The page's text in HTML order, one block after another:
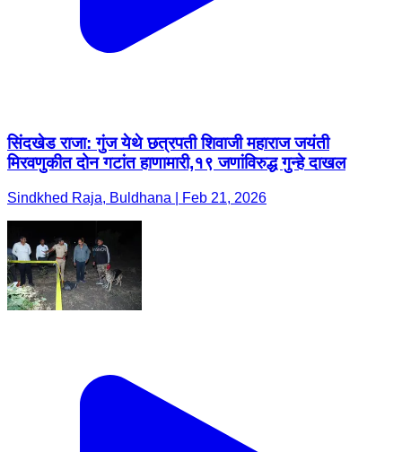
सिंदखेड राजा: गुंज येथे छत्रपती शिवाजी महाराज जयंती
मिरवणुकीत दोन गटांत हाणामारी,१९ जणांविरुद्ध गुन्हे दाखल
Sindkhed Raja, Buldhana | Feb 21, 2026